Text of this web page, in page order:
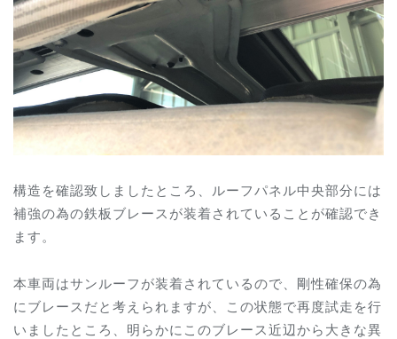
構造を確認致しましたところ、ルーフパネル中央部分には
補強の為の鉄板ブレースが装着されていることが確認でき
ます。
本車両はサンルーフが装着されているので、剛性確保の為
にブレースだと考えられますが、この状態で再度試走を行
いましたところ、明らかにこのブレース近辺から大きな異